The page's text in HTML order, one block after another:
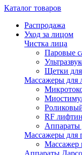
Каталог товаров
Распродажа
Уход за лицом
Чистка лица
Паровые
Щетки
Массажеры для
RF
Аппараты
Массажеры для
Массажер
Аппараты